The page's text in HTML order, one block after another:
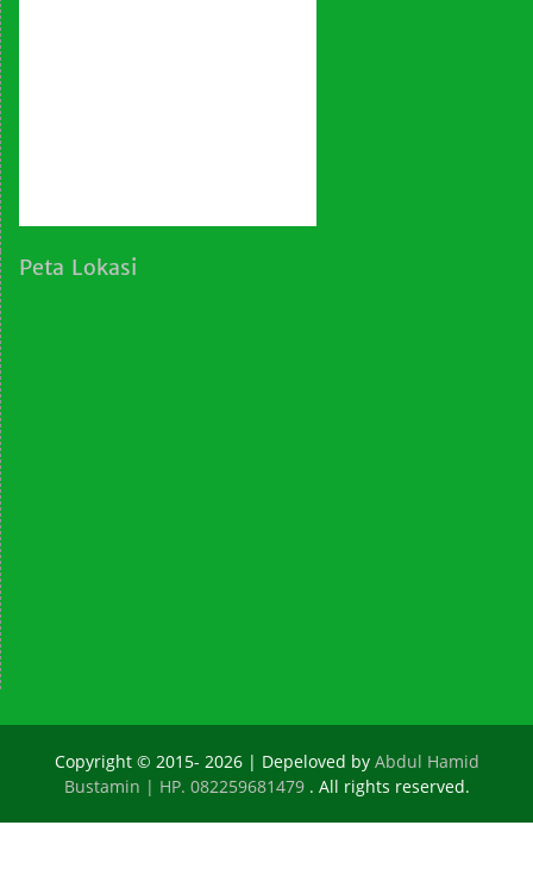
Peta Lokasi
Copyright © 2015- 2026 | Depeloved by Abdul Hamid
Bustamin | HP. 082259681479 . All rights reserved.